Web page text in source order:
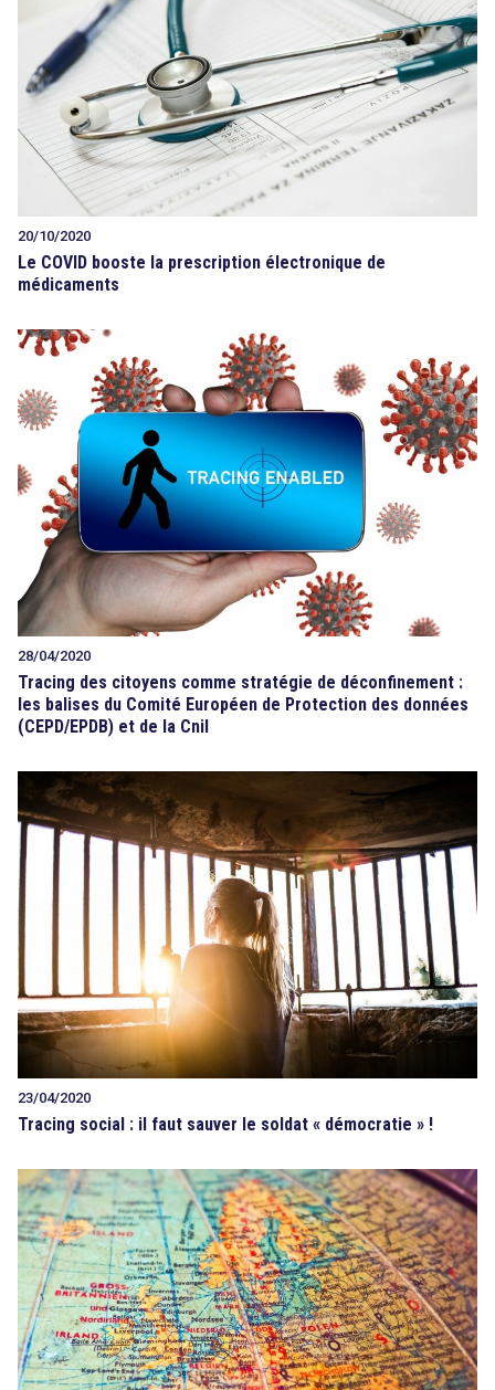
20/10/2020
Le COVID booste la prescription électronique de
médicaments
28/04/2020
Tracing des citoyens comme stratégie de déconfinement :
les balises du Comité Européen de Protection des données
(CEPD/EPDB) et de la Cnil
23/04/2020
Tracing social : il faut sauver le soldat « démocratie » !